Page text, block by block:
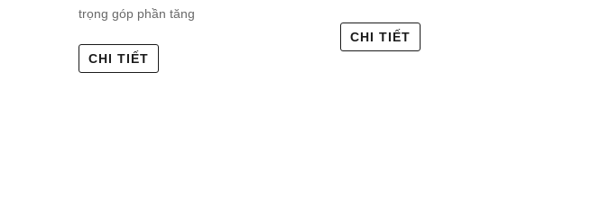
trọng góp phần tăng
CHI TIẾT
CHI TIẾT